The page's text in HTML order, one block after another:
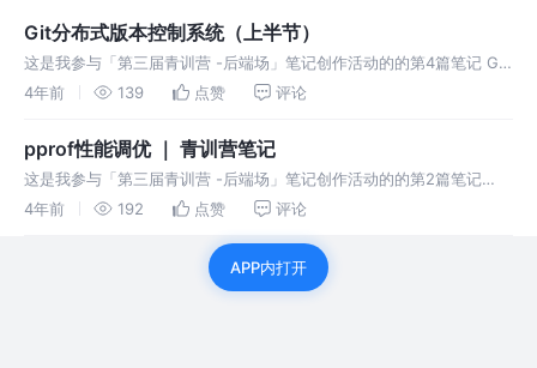
Git分布式版本控制系统（上半节）
这是我参与「第三届青训营 -后端场」笔记创作活动的的第4篇笔记 Git
分布式版本控制系统 ｜ 青训营笔记 Git分布式版本控制系统（上半节）
4年前 139 点赞 评论
pprof性能调优 ｜ 青训营笔记
这是我参与「第三届青训营 -后端场」笔记创作活动的的第2篇笔记
pprof性能调优 ｜ 青训营笔记 主要是讲了本次课程pprof的简单实用
4年前 192 点赞 评论
APP内打开